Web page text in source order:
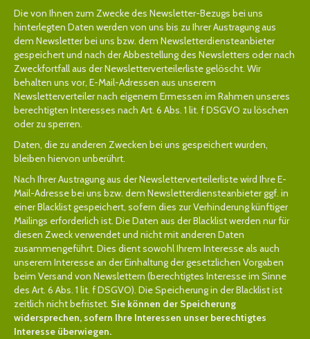
Die von Ihnen zum Zwecke des Newsletter-Bezugs bei uns
hinterlegten Daten werden von uns bis zu Ihrer Austragung aus
dem Newsletter bei uns bzw. dem Newsletterdiensteanbieter
gespeichert und nach der Abbestellung des Newsletters oder nach
Zweckfortfall aus der Newsletterverteilerliste gelöscht. Wir
behalten uns vor, E-Mail-Adressen aus unserem
Newsletterverteiler nach eigenem Ermessen im Rahmen unseres
berechtigten Interesses nach Art. 6 Abs. 1 lit. f DSGVO zu löschen
oder zu sperren.
Daten, die zu anderen Zwecken bei uns gespeichert wurden,
bleiben hiervon unberührt.
Nach Ihrer Austragung aus der Newsletterverteilerliste wird Ihre E-
Mail-Adresse bei uns bzw. dem Newsletterdiensteanbieter ggf. in
einer Blacklist gespeichert, sofern dies zur Verhinderung künftiger
Mailings erforderlich ist. Die Daten aus der Blacklist werden nur für
diesen Zweck verwendet und nicht mit anderen Daten
zusammengeführt. Dies dient sowohl Ihrem Interesse als auch
unserem Interesse an der Einhaltung der gesetzlichen Vorgaben
beim Versand von Newslettern (berechtigtes Interesse im Sinne
des Art. 6 Abs. 1 lit. f DSGVO). Die Speicherung in der Blacklist ist
zeitlich nicht befristet. Sie können der Speicherung
widersprechen, sofern Ihre Interessen unser berechtigtes
Interesse überwiegen.